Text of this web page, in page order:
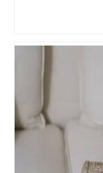
Top 14 :
Toulouse et